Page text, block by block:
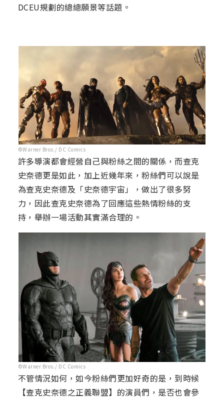
DCEU規劃的總總願景等話題。
©Warner Bros./ DC Comics
許多導演都會經營自己與粉絲之間的關係，而查克
史奈德更是如此，加上近幾年來，粉絲們可以說是
為查克史奈德及「史奈德宇宙」，做出了很多努
力，因此查克史奈德為了回應這些熱情粉絲的支
持，舉辦一場活動其實滿合理的。
©Warner Bros./ DC Comics
不管情況如何，如今粉絲們更加好奇的是，到時候
【查克史奈德之正義聯盟】的演員們，是否也會參